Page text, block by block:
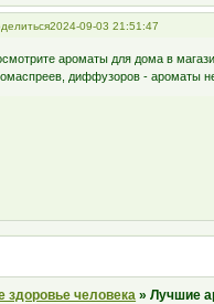
2024-09-03 21:51:47
ароматы для дома в
диффузоров - ароматы
здоровье человека »Лучшие